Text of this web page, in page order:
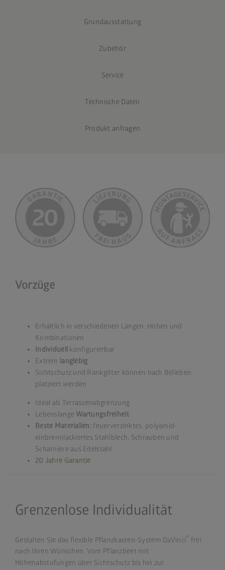
Grundausstattung
Zubehör
Service
Technische Daten
Produkt anfragen
Vorzüge
Erhältlich in verschiedenen Längen, Höhen und
Kombinationen
Individuell konfigurierbar
Extrem langlebig
Sichtschutz und Rankgitter können nach Belieben
platziert werden
Ideal als Terrassenabgrenzung
Lebenslange Wartungsfreiheit
Beste Materialien: feuerverzinktes, polyamid-
einbrennlackiertes Stahlblech, Schrauben und
Scharniere aus Edelstahl
20 Jahre Garantie
Grenzenlose Individualität
Gestalten Sie das flexible Pflanzkasten-System DaVinci ® frei
nach Ihren Wünschen. Vom Pflanzbeet mit
Höhenabstufungen über Sichtschutz bis hin zur